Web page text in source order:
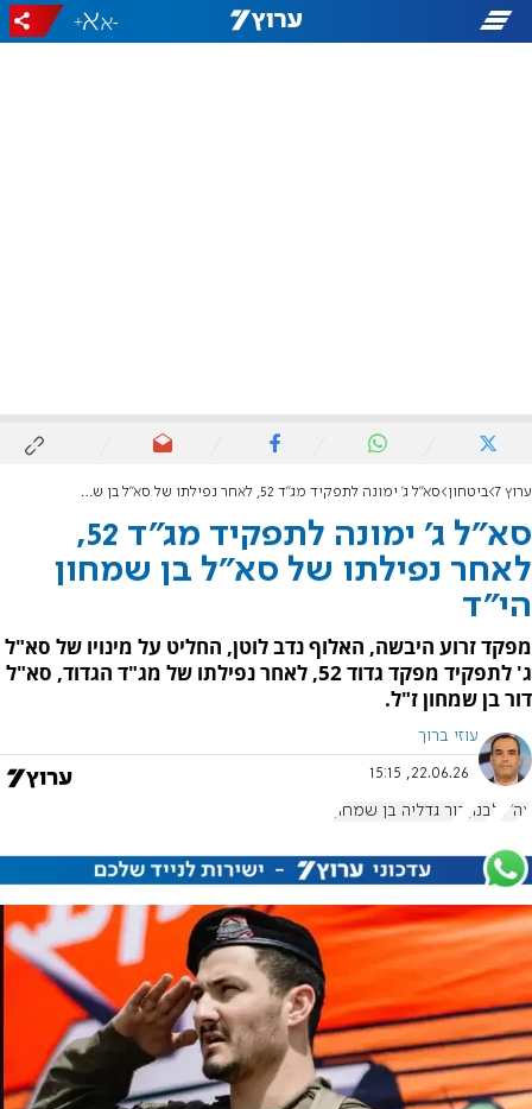
-
+
ערוץ 7 ביטחון סא"ל ג' ימונה לתפקיד מג"ד 52, לאחר נפילתו של סא"ל בן שמחון הי"ד
סא"ל ג' ימונה לתפקיד מג"ד 52,
לאחר נפילתו של סא"ל בן שמחון
הי"ד
מפקד זרוע היבשה, האלוף נדב לוטן, החליט על מינויו של סא"ל
ג' לתפקיד מפקד גדוד 52, לאחר נפילתו של מג"ד הגדוד, סא"ל
דור בן שמחון ז"ל.
עוזי ברוך
22.06.26, 15:15
צה"ל לבנון דור גדליה בן שמחון